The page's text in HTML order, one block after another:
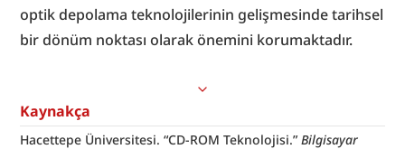
optik depolama teknolojilerinin gelişmesinde tarihsel
bir dönüm noktası olarak önemini korumaktadır.
Kaynakça
Hacettepe Üniversitesi. “CD-ROM Teknolojisi.” Bilgisayar